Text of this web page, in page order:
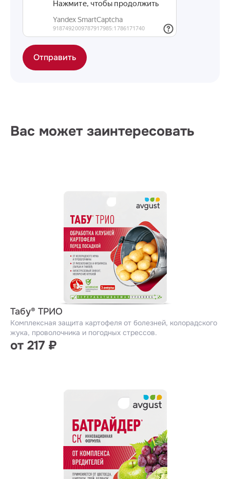
Отправить
Вас может заинтересовать
Табу® ТРИО
Комплексная защита картофеля от болезней, колорадского
жука, проволочника и погодных стрессов.
от 217 ₽